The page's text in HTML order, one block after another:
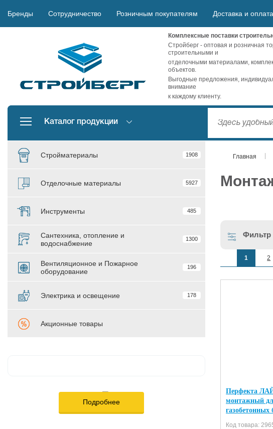
Бренды Сотрудничество Розничным покупателям Доставка и оплата
Комплексные поставки
Стройберг - оптовая и розничная
строительными и
отделочными материалами,
объектов.
Выгодные предложения,
внимание
к каждому клиенту.
Каталог продукции
Стройматериалы 1908
Отделочные материалы 5927
Инструменты 485
Сантехника, отопление и
водоснабжение
1300
Вентиляционное и Пожарное
оборудование
196
Электрика и освещение 178
Акционные товары
Подробнее
Главная
Фильтр
1 2
Перфекта
монтажный
газобетонных
Код товара: